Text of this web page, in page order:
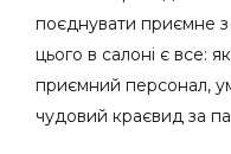
поєднувати приємне
цього в салоні є все:
приємний персонал,
чудовий краєвид за